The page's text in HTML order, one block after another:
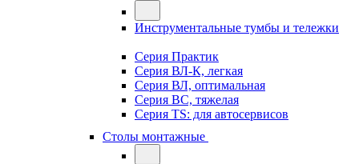
Инструментальные тумбы и тележки
Серия Практик
Серия ВЛ-К, легкая
Серия ВЛ, оптимальная
Серия ВС, тяжелая
Серия TS: для автосервисов
Столы монтажные